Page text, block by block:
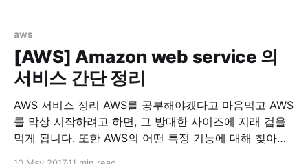
aws
[AWS] Amazon web service 의
서비스 간단 정리
AWS 서비스 정리 AWS를 공부해야겠다고 마음먹고 AWS
를 막상 시작하려고 하면, 그 방대한 사이즈에 지래 겁을
먹게 됩니다. 또한 AWS의 어떤 특정 기능에 대해 찾아보